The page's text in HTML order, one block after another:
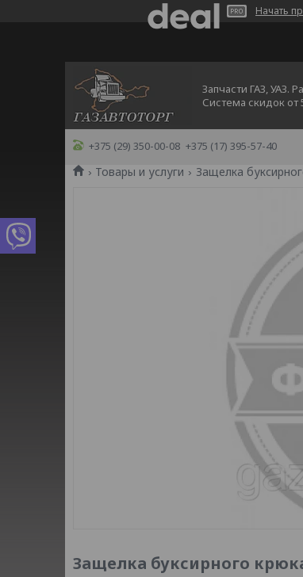
Начать
Запчасти ГАЗ, УАЗ.
Система скидок от
+375 (29) 350-00-08 +375 (17) 395-57-40
Товары и услуги Защелка
Защелка буксирного крюка